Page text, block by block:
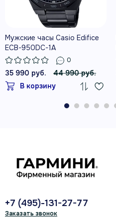
Мужские часы Casio Edifice
ECB-950DC-1A
0
35 990 руб.
44 990 руб.
В корзину
+7 (495)-131-27-77
Заказать звонок